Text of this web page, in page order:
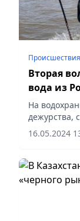
Происшествия
Вторая
вода из
На
дежурства,
16.05.2024